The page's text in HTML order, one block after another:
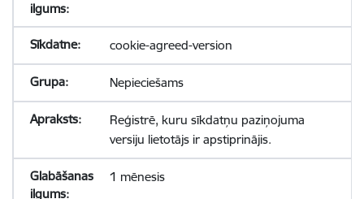
cookie-agreed-version
Nepieciešams
Reģistrē, kuru sīkdatņu paziņojuma
versiju lietotājs ir apstiprinājis.
1 mēnesis